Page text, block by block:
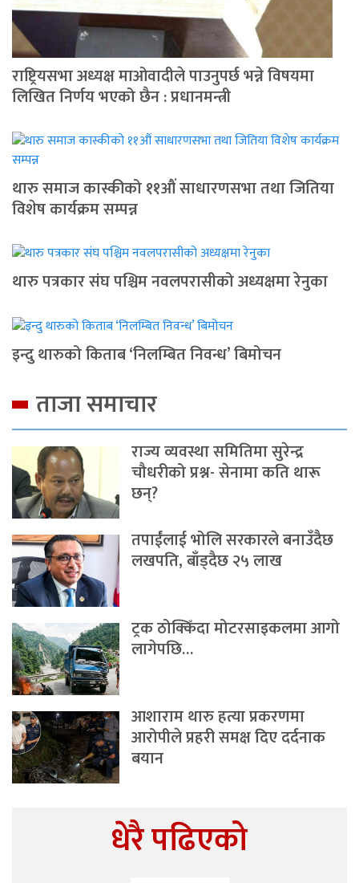
राष्ट्रियसभा अध्यक्ष माओवादीले पाउनुपर्छ भन्ने विषयमा
लिखित निर्णय भएको छैन : प्रधानमन्त्री
थारु समाज कास्कीको ११औं साधारणसभा तथा जितिया
विशेष कार्यक्रम सम्पन्न
थारु पत्रकार संघ पश्चिम नवलपरासीको अध्यक्षमा रेनुका
इन्दु थारुको किताब ‘निलम्बित निवन्ध’ बिमोचन
ताजा समाचार
राज्य व्यवस्था समितिमा सुरेन्द्र
चौधरीको प्रश्न- सेनामा कति थारू
छन्?
तपाईंलाई भोलि सरकारले बनाउँदैछ
लखपति, बाँड्दैछ २५ लाख
ट्रक ठोक्किँदा मोटरसाइकलमा आगो
लागेपछि…
आशाराम थारु हत्या प्रकरणमा
आरोपीले प्रहरी समक्ष दिए दर्दनाक
बयान
धेरै पढिएको